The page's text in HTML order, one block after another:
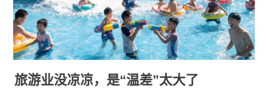
旅游业没凉凉，是“温差”太大了